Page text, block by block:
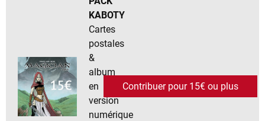
KABOTY
Cartes
postales
&
album
en
version
numérique
Contribuer pour 15€ ou plus